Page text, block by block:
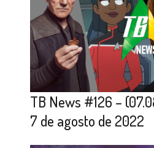
TB News #126 –
7 de agosto de 2022